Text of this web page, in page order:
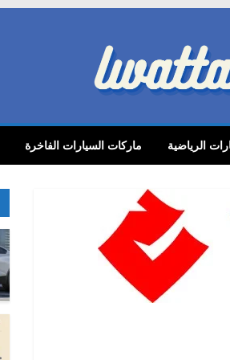
الرياضية ماركات السيارات الفاخرة